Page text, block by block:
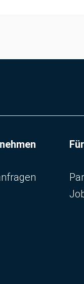
Navigation überspringen